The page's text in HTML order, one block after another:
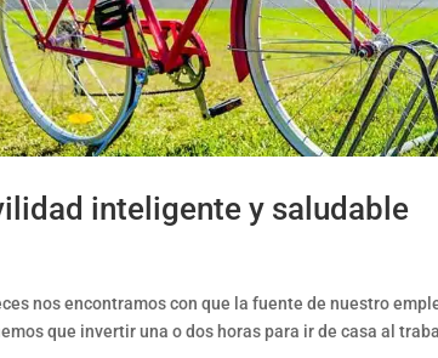
inteligente y saludable
nos encontramos con que la fuente de nuestro
que invertir una o dos horas para ir de casa al